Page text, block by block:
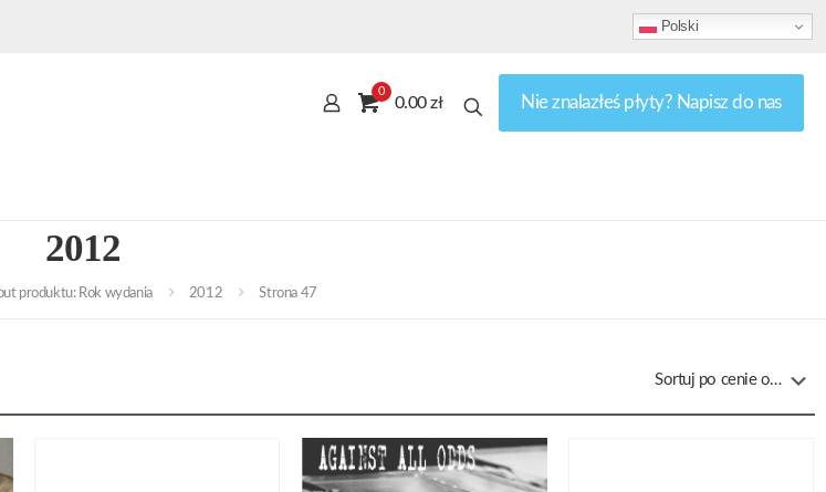
Polski
0
0.00 zł Nie znalazłeś płyty? Napisz do nas
2012
produktu: Rok wydania 2012 Strona 47